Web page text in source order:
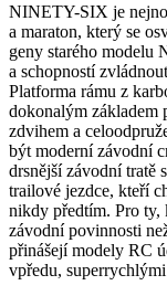
NINETY-SIX je
a maraton, který se
geny starého modelu
a schopností
Platforma rámu z
dokonalým základem
zdvihem a
být moderní závodní
drsnější závodní tratě
trailové jezdce, kteří
nikdy předtím. Pro ty,
závodní povinnosti
přinášejí modely RC
vpředu,